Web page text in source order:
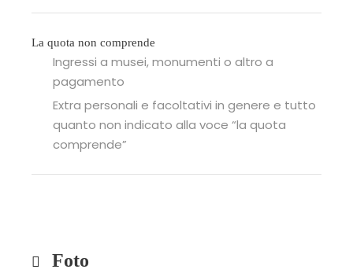
La quota non comprende
Ingressi a musei, monumenti o altro a
pagamento
Extra personali e facoltativi in genere e tutto
quanto non indicato alla voce “la quota
comprende”
Foto